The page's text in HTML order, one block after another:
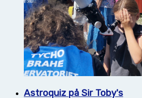
Astroquiz på Sir Toby's